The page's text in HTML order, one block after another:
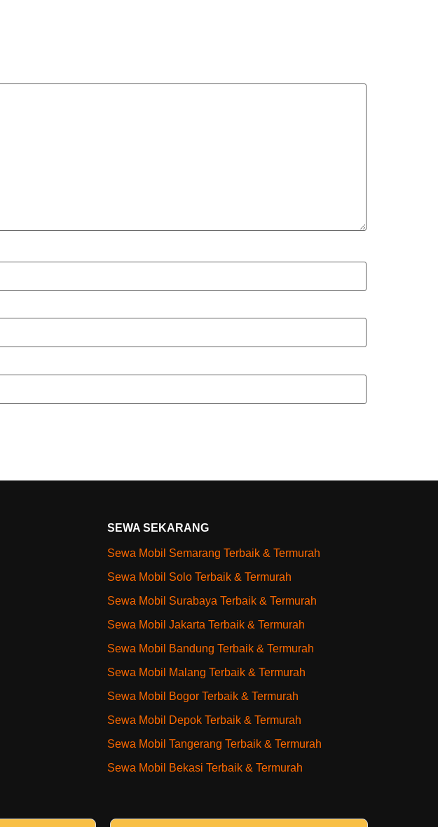
SEWA SEKARANG
Sewa Mobil Semarang Terbaik & Termurah
Sewa Mobil Solo Terbaik & Termurah
Sewa Mobil Surabaya Terbaik & Termurah
Sewa Mobil Jakarta Terbaik & Termurah
Sewa Mobil Bandung Terbaik & Termurah
Sewa Mobil Malang Terbaik & Termurah
Sewa Mobil Bogor Terbaik & Termurah
Sewa Mobil Depok Terbaik & Termurah
Sewa Mobil Tangerang Terbaik & Termurah
Sewa Mobil Bekasi Terbaik & Termurah